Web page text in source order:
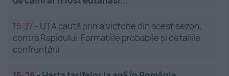
15:37 - UTA caută prima victorie din acest sezon,
contra Rapidului. Formațiile probabile și detaliile
confruntării